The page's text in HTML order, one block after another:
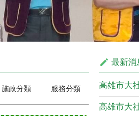
申請時間：